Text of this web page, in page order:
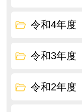
令和4年度
令和3年度
令和2年度